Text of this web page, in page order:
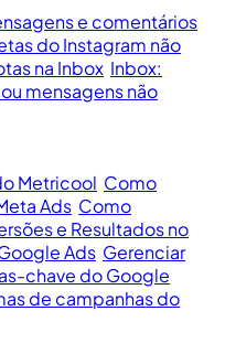
e comentários
do Instagram não
na Inbox Inbox:
mensagens não
Metricool Como
Ads Como
e Resultados no
Ads Gerenciar
chave do Google
de campanhas do